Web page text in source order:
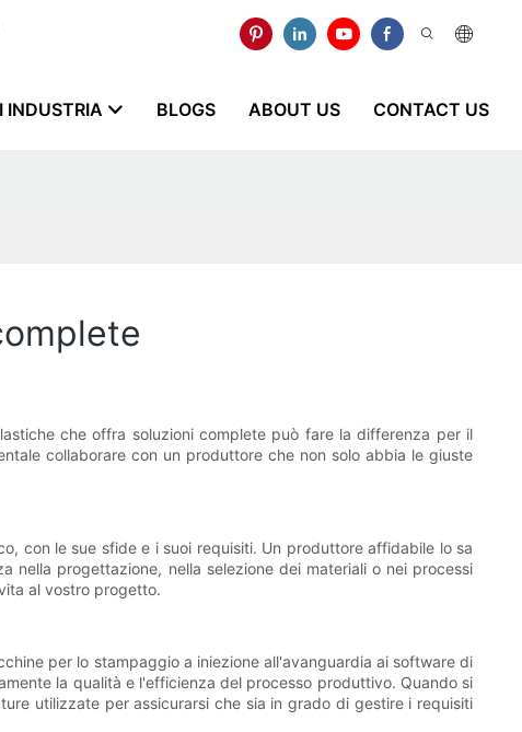
INDUSTRIA BLOGS ABOUT US CONTACT US
che offra soluzioni complete può fare la differenza per il
collaborare con un produttore che non solo abbia le giuste
con le sue sfide e i suoi requisiti. Un produttore affidabile lo sa
nella progettazione, nella selezione dei materiali o nei processi
al vostro progetto.
per lo stampaggio a iniezione all'avanguardia ai software di
la qualità e l'efficienza del processo produttivo. Quando si
utilizzate per assicurarsi che sia in grado di gestire i requisiti